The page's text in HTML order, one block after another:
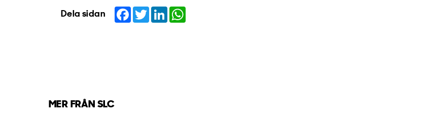
Dela sidan Facebook
TwitterLinkedIn
MER FRÅN SLC